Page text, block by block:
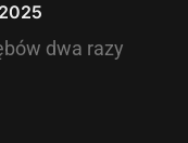
dwa razy